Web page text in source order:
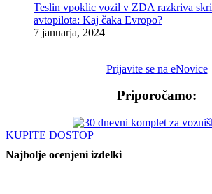
Teslin vpoklic vozil v ZDA razkriva
avtopilota: Kaj čaka Evropo?
7 januarja, 2024
Prijavite se na eNovice
Priporočamo:
KUPITE DOSTOP
Najbolje ocenjeni izdelki